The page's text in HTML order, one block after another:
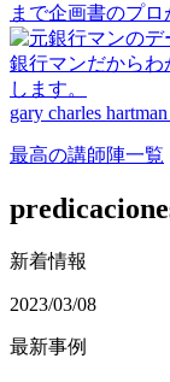
まで企画書のプロ
銀行マンだからわ
します。
gary charles
最高の講師陣一覧
新着情報
2023/03/08
最新事例